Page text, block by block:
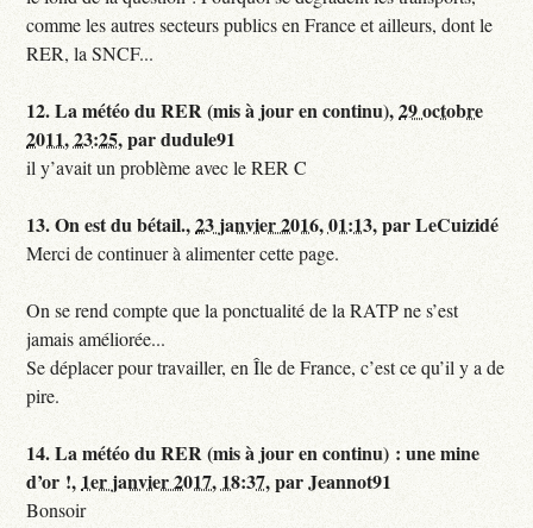
comme les autres secteurs publics en France et ailleurs, dont le
RER, la SNCF...
12.La météo du RER (mis à jour en continu),29 octobre
2011, 23:25,pardudule91
il y’avait un problème avec le RER C
13.On est du bétail.,23 janvier 2016, 01:13,parLeCuizidé
Merci de continuer à alimenter cette page.
On se rend compte que la ponctualité de la RATP ne s’est
jamais améliorée...
Se déplacer pour travailler, en Île de France, c’est ce qu’il y a de
pire.
14.La météo du RER (mis à jour en continu) : une mine
d’or !, 1er janvier 2017, 18:37,parJeannot91
Bonsoir